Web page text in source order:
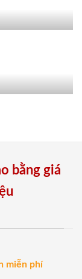
bằng giá
miễn phí